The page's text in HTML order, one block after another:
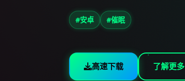
#安卓 #催眠
高速下载 了解更多